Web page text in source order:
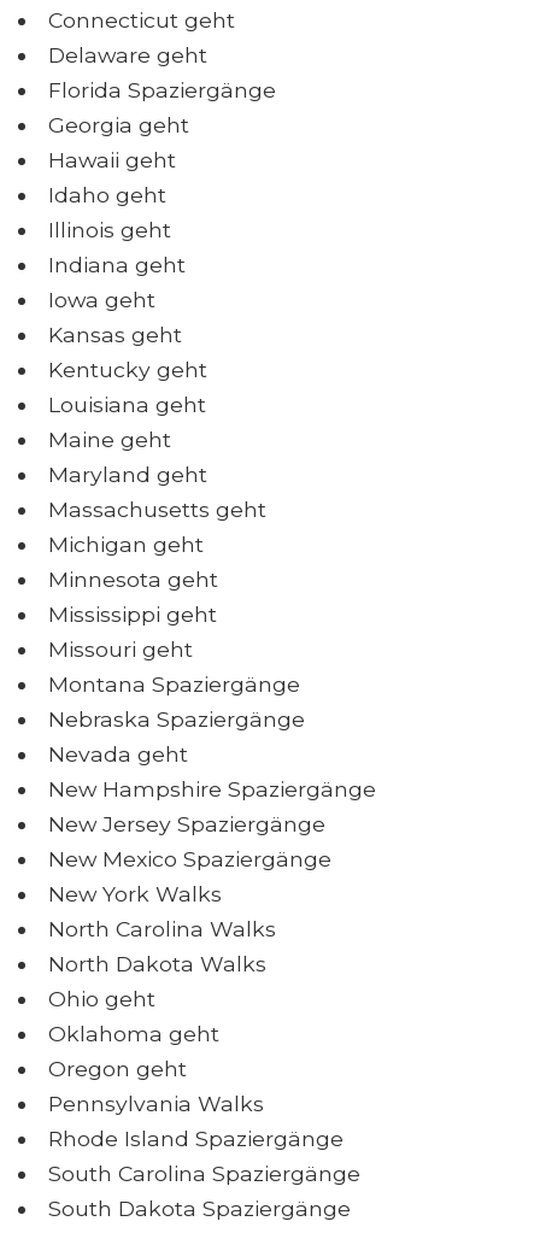
Connecticut geht
Delaware geht
Florida Spaziergänge
Georgia geht
Hawaii geht
Idaho geht
Illinois geht
Indiana geht
Iowa geht
Kansas geht
Kentucky geht
Louisiana geht
Maine geht
Maryland geht
Massachusetts geht
Michigan geht
Minnesota geht
Mississippi geht
Missouri geht
Montana Spaziergänge
Nebraska Spaziergänge
Nevada geht
New Hampshire Spaziergänge
New Jersey Spaziergänge
New Mexico Spaziergänge
New York Walks
North Carolina Walks
North Dakota Walks
Ohio geht
Oklahoma geht
Oregon geht
Pennsylvania Walks
Rhode Island Spaziergänge
South Carolina Spaziergänge
South Dakota Spaziergänge